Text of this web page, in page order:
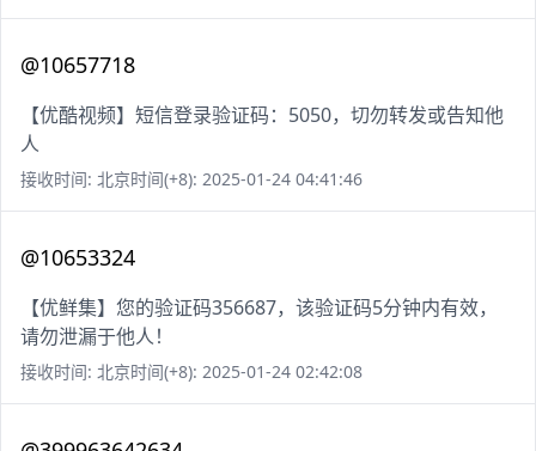
@10657718
【优酷视频】短信登录验证码：5050，切勿转发或告知他
人
接收时间: 北京时间(+8): 2025-01-24 04:41:46
@10653324
【优鲜集】您的验证码356687，该验证码5分钟内有效，
请勿泄漏于他人！
接收时间: 北京时间(+8): 2025-01-24 02:42:08